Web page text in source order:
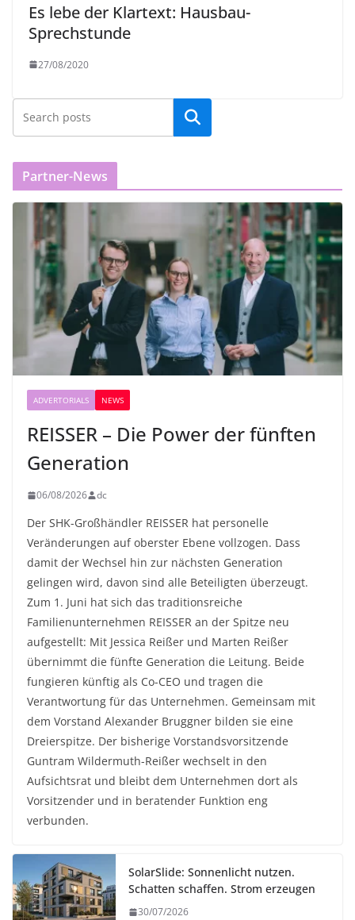
Es lebe der Klartext: Hausbau-
Sprechstunde
27/08/2020
Partner-News
ADVERTORIALS NEWS
REISSER – Die Power der fünften
Generation
06/08/2026 dc
Der SHK-Großhändler REISSER hat personelle
Veränderungen auf oberster Ebene vollzogen. Dass
damit der Wechsel hin zur nächsten Generation
gelingen wird, davon sind alle Beteiligten überzeugt.
Zum 1. Juni hat sich das traditionsreiche
Familienunternehmen REISSER an der Spitze neu
aufgestellt: Mit Jessica Reißer und Marten Reißer
übernimmt die fünfte Generation die Leitung. Beide
fungieren künftig als Co-CEO und tragen die
Verantwortung für das Unternehmen. Gemeinsam mit
dem Vorstand Alexander Bruggner bilden sie eine
Dreierspitze. Der bisherige Vorstandsvorsitzende
Guntram Wildermuth-Reißer wechselt in den
Aufsichtsrat und bleibt dem Unternehmen dort als
Vorsitzender und in beratender Funktion eng
verbunden.
SolarSlide: Sonnenlicht nutzen.
Schatten schaffen. Strom erzeugen
30/07/2026